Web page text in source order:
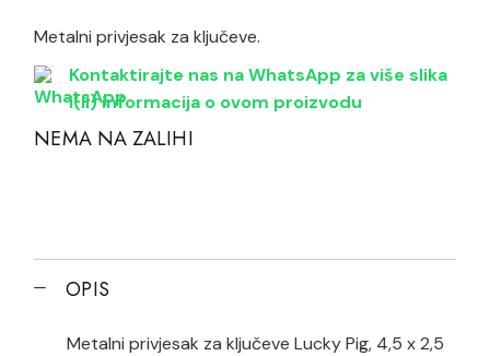
Metalni privjesak za ključeve.
Kontaktirajte nas na WhatsApp za više slika
i(li) informacija o ovom proizvodu
NEMA NA ZALIHI
OPIS
Metalni privjesak za ključeve Lucky Pig, 4,5 x 2,5